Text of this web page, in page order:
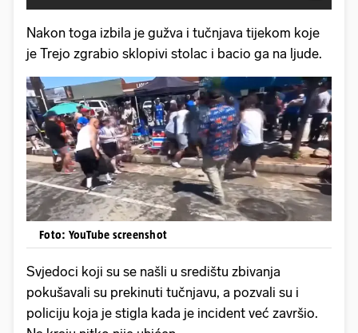
Nakon toga izbila je gužva i tučnjava tijekom koje
je Trejo zgrabio sklopivi stolac i bacio ga na ljude.
Foto: YouTube screenshot
Svjedoci koji su se našli u središtu zbivanja
pokušavali su prekinuti tučnjavu, a pozvali su i
policiju koja je stigla kada je incident već završio.